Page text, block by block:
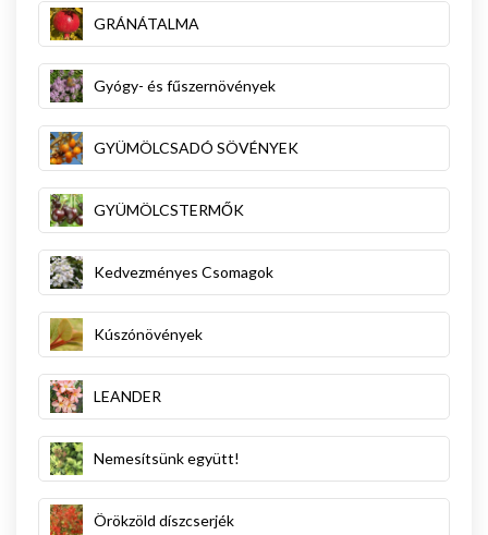
GRÁNÁTALMA
Gyógy- és fűszernövények
GYÜMÖLCSADÓ SÖVÉNYEK
GYÜMÖLCSTERMŐK
Kedvezményes Csomagok
Kúszónövények
LEANDER
Nemesítsünk együtt!
Örökzöld díszcserjék